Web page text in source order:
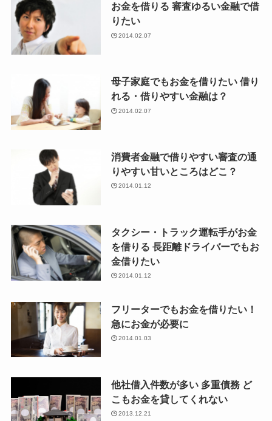
お金を借りる 審査ゆるい金融で借
りたい
2014.02.07
母子家庭でもお金を借りたい 借り
れる・借りやすい金融は？
2014.02.07
消費者金融で借りやすい審査の通
りやすい甘いところはどこ？
2014.01.12
タクシー・トラック運転手がお金
を借りる 長距離ドライバーでもお
金借りたい
2014.01.12
フリーターでもお金を借りたい！
急にお金が必要に
2014.01.03
他社借入件数が多い 多重債務 ど
こもお金を貸してくれない
2013.12.21